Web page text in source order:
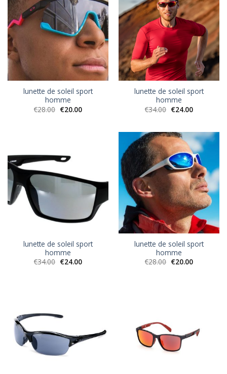
lunette de soleil sport
homme
€28.00 €20.00
lunette de soleil sport
homme
€34.00 €24.00
lunette de soleil sport
homme
€34.00 €24.00
lunette de soleil sport
homme
€28.00 €20.00